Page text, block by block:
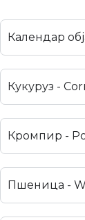
Календар
Кукуруз -
Кромпир -
Пшеница -